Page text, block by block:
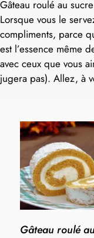
Gâteau roulé au
Lorsque vous le
compliments, parce
est l’essence même
avec ceux que vous
jugera pas). Allez, à
Gâteau roulé